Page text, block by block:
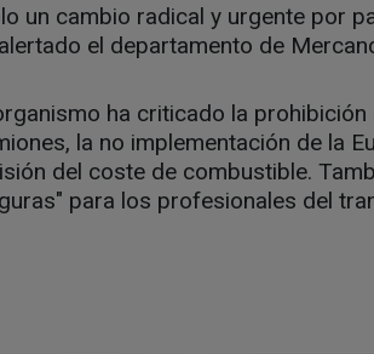
un cambio radical y urgente por
el departamento de
ha criticado la
la no implementación de la
del coste de combustible.
para los profesionales del